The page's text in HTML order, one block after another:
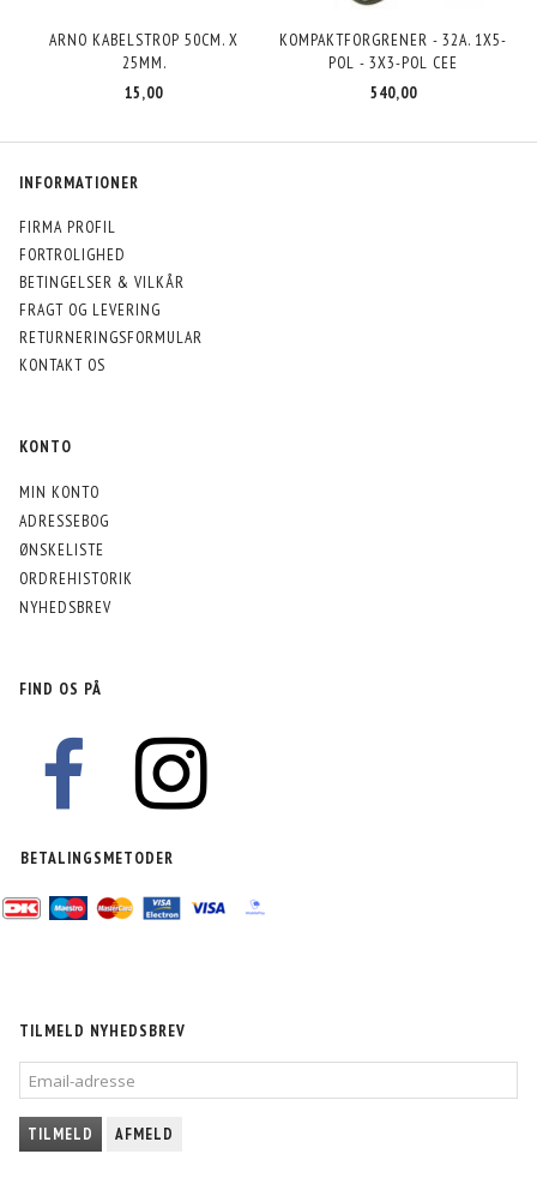
ARNO KABELSTROP 50CM. X
25MM.
15,00
KOMPAKTFORGRENER - 32A. 1X5-
POL - 3X3-POL CEE
540,00
INFORMATIONER
FIRMA PROFIL
FORTROLIGHED
BETINGELSER & VILKÅR
FRAGT OG LEVERING
RETURNERINGSFORMULAR
KONTAKT OS
KONTO
MIN KONTO
ADRESSEBOG
ØNSKELISTE
ORDREHISTORIK
NYHEDSBREV
FIND OS PÅ
BETALINGSMETODER
TILMELD NYHEDSBREV
EMAIL-
ADRESSE
TILMELD AFMELD